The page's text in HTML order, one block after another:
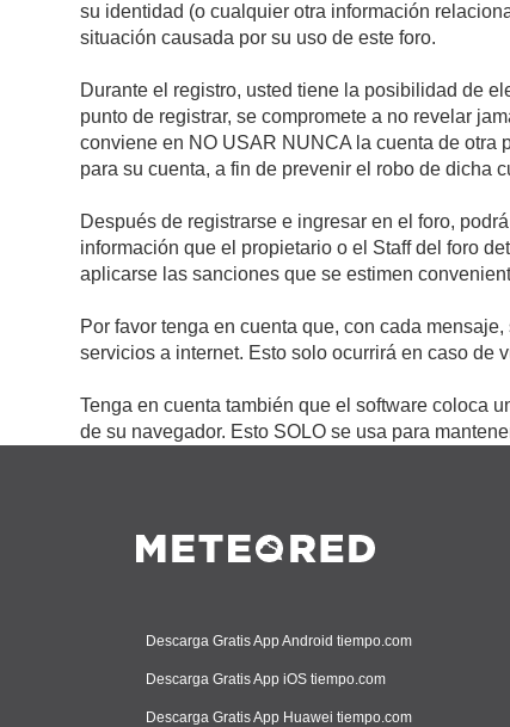
su identidad (o cualquier otra información
situación causada por su uso de este foro.
Durante el registro, usted tiene la posibilidad de
punto de registrar, se compromete a no revelar
conviene en NO USAR NUNCA la cuenta de
para su cuenta, a fin de prevenir el robo de dicha
Después de registrarse e ingresar en el foro,
información que el propietario o el Staff del foro
aplicarse las sanciones que se estimen
Por favor tenga en cuenta que, con cada
servicios a internet. Esto solo ocurrirá en caso de
Tenga en cuenta también que el software coloca
de su navegador. Esto SOLO se usa para
Descarga Gratis App Android tiempo.com
Descarga Gratis App iOS tiempo.com
Descarga Gratis App Huawei tiempo.com